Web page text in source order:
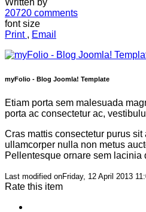
Written by
20720 comments
font size
Print , Email
myFolio - Blog Joomla! Template
Etiam porta sem malesuada
porta ac consectetur ac,
Cras mattis consectetur purus
ullamcorper nulla non metus
Pellentesque ornare sem
Last modified onFriday, 12 April 2013
Rate this item